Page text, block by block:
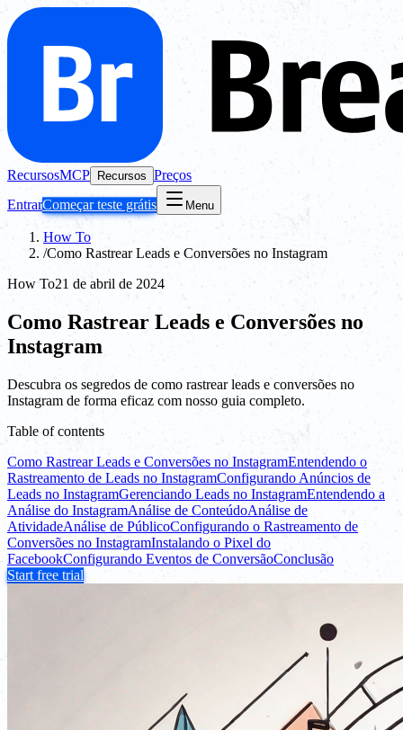
RecursosMCP Recursos Preços
EntrarComeçar teste grátis Menu
How To
/Como Rastrear Leads e Conversões no Instagram
How To21 de abril de 2024
Como Rastrear Leads e Conversões no
Instagram
Descubra os segredos de como rastrear leads e conversões no
Instagram de forma eficaz com nosso guia completo.
Table of contents
Como Rastrear Leads e Conversões no InstagramEntendendo o
Rastreamento de Leads no InstagramConfigurando Anúncios de
Leads no InstagramGerenciando Leads no InstagramEntendendo a
Análise do InstagramAnálise de ConteúdoAnálise de
AtividadeAnálise de PúblicoConfigurando o Rastreamento de
Conversões no InstagramInstalando o Pixel do
FacebookConfigurando Eventos de ConversãoConclusão
Start free trial